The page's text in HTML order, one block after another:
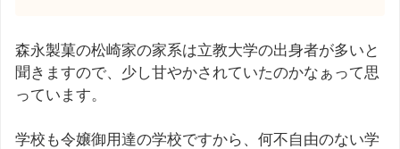
森永製菓の松崎家の家系は立教大学の出身者が多いと
聞きますので、少し甘やかされていたのかなぁって思
っています。
学校も令嬢御用達の学校ですから、何不自由のない学